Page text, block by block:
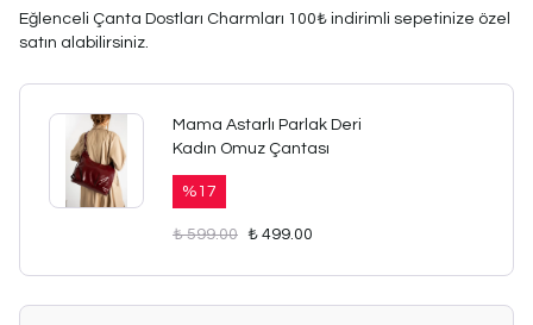
Eğlenceli Çanta Dostları Charmları 100₺ indirimli sepetinize özel
satın alabilirsiniz.
Mama Astarlı Parlak Deri
Kadın Omuz Çantası
% 17
₺ 599.00 ₺ 499.00